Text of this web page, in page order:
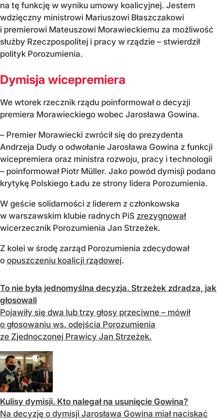
na tę funkcję w wyniku umowy koalicyjnej. Jestem
wdzięczny ministrowi Mariuszowi Błaszczakowi
i premierowi Mateuszowi Morawieckiemu za możliwość
służby Rzeczpospolitej i pracy w rządzie – stwierdził
polityk Porozumienia.
Dymisja wicepremiera
We wtorek rzecznik rządu poinformował o decyzji
premiera Morawieckiego wobec Jarosława Gowina.
– Premier Morawiecki zwrócił się do prezydenta
Andrzeja Dudy o odwołanie Jarosława Gowina z funkcji
wicepremiera oraz ministra rozwoju, pracy i technologii
– poinformował Piotr Müller. Jako powód dymisji podano
krytykę Polskiego Ładu ze strony lidera Porozumienia.
W geście solidarności z liderem z członkowska
w warszawskim klubie radnych PiS zrezygnował
wicerzecznik Porozumienia Jan Strzeżek.
Z kolei w środę zarząd Porozumienia zdecydował
o opuszczeniu koalicji rządowej.
To nie była jednomyślna decyzja. Strzeżek zdradza, jak
głosowali
Pojawiły się dwa lub trzy głosy przeciwne – mówił
o głosowaniu ws. odejścia Porozumienia
ze Zjednoczonej Prawicy Jan Strzeżek.
Kulisy dymisji. Kto nalegał na usunięcie Gowina?
Na decyzję o dymisji Jarosława Gowina miał naciskać